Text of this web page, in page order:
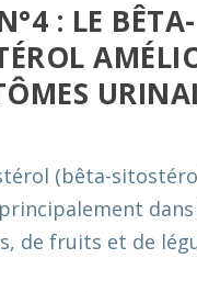
: LE BÊTA-
(bêta-
dans
de fruits et de